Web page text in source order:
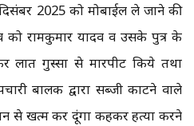
2025 को मोबाईल ले जाने की
को रामकुमार यादव व उसके पुत्र के
लात गुस्सा से मारपीट किये तथा
बालक द्वारा सब्जी काटने वाले
से खत्म कर दूंगा कहकर हत्या करने